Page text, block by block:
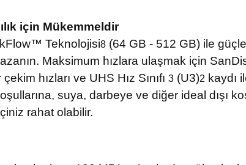
için Mükemmeldir
Teknolojisi8 (64 GB - 512 GB) ile
Maksimum hızlara ulaşmak için
hızları ve UHS Hız Sınıfı 3 (U3)2 kaydı
suya, darbeye ve diğer ideal dışı
rahat olabilir.